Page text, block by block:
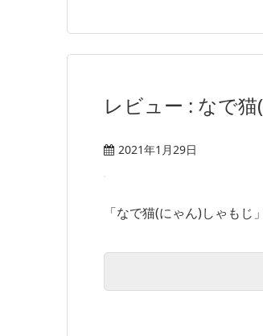
レビュー : なで
2021年1月29日
「なで猫(にゃん)しゃも